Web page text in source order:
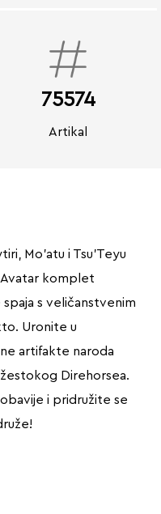
75574
Artikal
Mo’atu i Tsu’Teyu
Avatar komplet
spaja s veličanstvenim
Uronite u
artifakte naroda
žestokog Direhorsea.
i pridružite se